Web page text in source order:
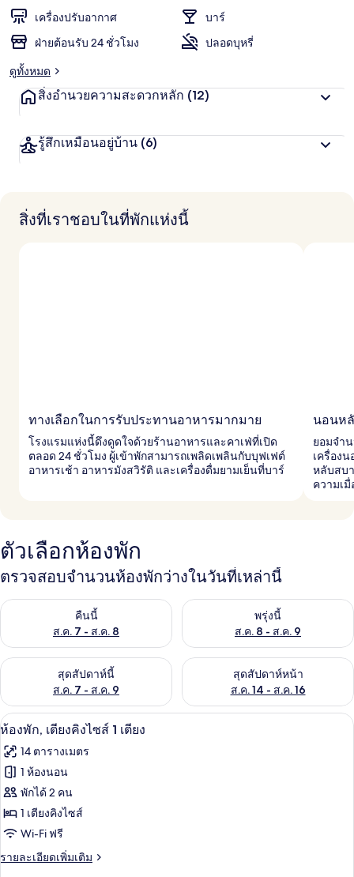
เครื่องปรับอากาศ
บาร์
ฝ่ายต้อนรับ 24 ชั่วโมง
ปลอดบุหรี่
ดูทั้งหมด
สิ่งอำนวยความสะดวกหลัก (12)
รู้สึกเหมือนอยู่บ้าน (6)
สิ่งที่เราชอบในที่พักแห่งนี้
ทางเลือกในการรับประทานอาหารมากมาย
โรงแรมแห่งนี้ดึงดูดใจด้วยร้านอาหารและคาเฟ่ที่เปิด
ตลอด 24 ชั่วโมง ผู้เข้าพักสามารถเพลิดเพลินกับบุฟเฟต์
อาหารเช้า อาหารมังสวิรัติ และเครื่องดื่มยามเย็นที่บาร์
นอนห
ยอมจำ
เครื่อง
หลับสบ
ความเ
ตัวเลือกห้องพัก
ตรวจสอบจำนวนห้องพักว่างในวันที่เหล่านี้
คืนนี้
ส.ค. 7 - ส.ค. 8
ตรวจสอบจำนวนห้องพักว่างในคืนนี้ ส.ค. 7 - ส.ค. 8พรุ่งนี้
ส.ค. 8 - ส.ค. 9
ตรวจสอบจำนวนห้องพักว่างใน
สุดสัปดาห์นี้
ส.ค. 7 - ส.ค. 9
ตรวจสอบจำนวนห้องพักว่างในสุดสัปดาห์นี้ ส.ค. 7 - ส.ค. 9
สุดสัปดาห์หน้า
ส.ค. 14 - ส.ค. 16
ตรวจสอบจำนวนห้องพักว่างใน
เปิด
ภาพถ่าย
ทั้งหมด
ของ
ห้อง
พัก,
เตียง
เครื่องนอนระดับพรีเมียม, เตียงพร้อม
15
ห้องพัก, เตียงคิงไซส์ 1 เตียง
14 ตารางเมตร
1 ห้องนอน
พักได้ 2 คน
1 เตียงคิงไซส์
Wi-Fi ฟรี
รายละเอียดเพิ่มเติม
ราย